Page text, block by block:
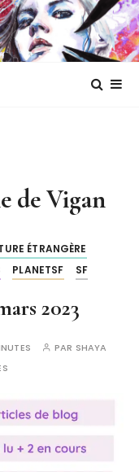
de Vigan
ÉTRANGÈRE
PLANETSF SF
2023
PAR SHAYA